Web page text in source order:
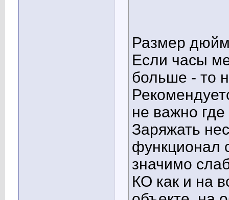
Размер
Если часы
больше - то
не важно
Заряжать
функционал
значимо
КО как и на